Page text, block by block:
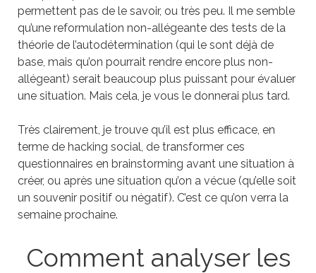
permettent pas de le savoir, ou très peu. Il me semble
qu’une reformulation non-allégeante des tests de la
théorie de l’autodétermination (qui le sont déjà de
base, mais qu’on pourrait rendre encore plus non-
allégeant) serait beaucoup plus puissant pour évaluer
une situation. Mais cela, je vous le donnerai plus tard.
Très clairement, je trouve qu’il est plus efficace, en
terme de hacking social, de transformer ces
questionnaires en brainstorming avant une situation à
créer, ou après une situation qu’on a vécue (qu’elle soit
un souvenir positif ou négatif). C’est ce qu’on verra la
semaine prochaine.
Comment analyser les